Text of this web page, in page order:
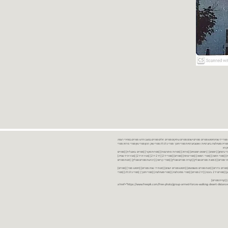
ספרים יד שניה ספרים משומשים ספרים חדשים ספרים יד 2 מכירת ספרים יד שניה ספרי יד שניהחיפוש ספרים ספרים ישנים ספרים עתיקים ספרים זולים ספרים במצב חדש ספרים במחירי רצפה
במבצע ספרים יד 2 ברמת גן ספרים יד 2 ביבנה יד 2 ספרים ספרי פסיכולוגיה ספריה סוציולוגיה ביוגרפיות ו אוטוביוגרפיות ספרי חינוך ספרי כלכלה ספרי שוק ההון ספרי עיון ספרי פרוזה ספרי
ביטחון] [רומנים] [רומנים רומנטיים] [פרוזה] [ספרות מתורגמת] [ספרות מקור] [ספרים באנגלית] [ספרים
חדשים מהחנות] [ספרים מומלצים] [ספרי בישול] [ספרי עידן חדש] [ספרי עסקים] [ספרי מורשת] [מחזות] [ספרי שירה] [ספרי בריאות] [ספרי תזונה] [ספרי רפואה] [ספרי מתח] [ספרים] [ספרי יד 2[ [יד 2 יד 2[ [מכירת יד 2[ [מכירת יד שנייה]
יד 2[ [ספר] [ספרים יד 2[ [הזמנת ספרים] [יד 2 ספרים] [ספרים בזול] [אתר ספרים] [הזמנת ספרים אונליין] [קניית ספרים אונליין] [ספרי קריאה] [רכישת ספרים אונליין] [חנות ספרים
נדירים] [חנות ספרים משומשים] [חיפוש ספרים ישנים] [חנות יד שניה ספרים] [חיפוש ספר] [ספרים]
[חנות ספרים זולים] [ספרים חדשים] [ספרים במחירי רצפה] [ספרים במשלוח חינם] [ספרים במשלוח עד הבית] [ספרים יד 2 ברמת גן] [ספרים יד 2 ביבנה] [יד 2 ספרים] [ספרי פסיכולוגיה] [ספרי סוציולוגיה] [ספרי חינוך] [ספרי כלכלה] [ספרי
[קניית ספרים]
<a href="https://www.freepik.com/free-photo/group-armed-forces-walking-desert-